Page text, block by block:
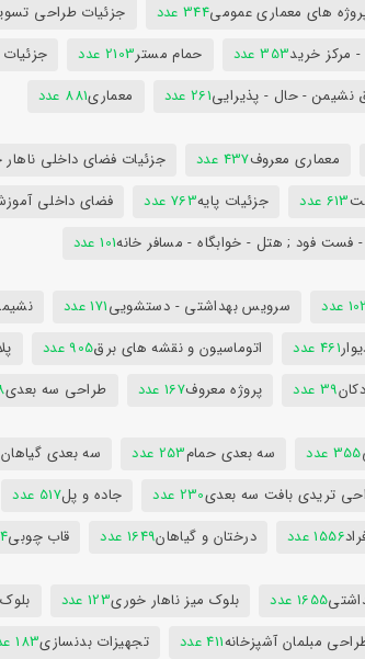
های معماری عمومی344 عدد جزئیات طراحی
- مرکز خرید353 عدد حمام مستر2103 عدد
نشیمن - حال - پذیرایی261 عدد معماری881 عدد
معماری معروف437 عدد جزئیات فضای داخلی
613 عدد جزئیات پایه763 عدد فضای داخلی
فست فود ; هتل - خوابگاه - مسافر خانه101 عدد
عدد سرویس بهداشتی - دستشویی171 عدد
461 عدد اتوماسیون و نقشه های برق905 عدد
39 عدد پروژه معروف167 عدد طراحی سه بعدی
355 عدد سه بعدی حمام253 عدد سه بعدی
تریدی بافت سه بعدی230 عدد جاده و پل517 عدد
1556 عدد درختان و گیاهان1649 عدد قاب چوبی
1655 عدد بلوک میز ناهار خوری123 عدد
مبلمان آشپزخانه411 عدد تجهیزات بدنسازی183 عدد